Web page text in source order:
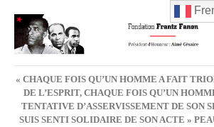
« CHAQUE FOIS QU’UN HOMME A FAIT
DE L’ESPRIT, CHAQUE FOIS QU’UN
TENTATIVE D’ASSERVISSEMENT DE SON
SUIS SENTI SOLIDAIRE DE SON ACTE »